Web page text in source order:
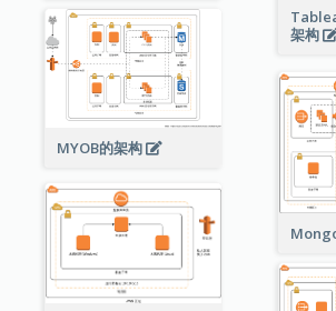
架构
MYOB的架构